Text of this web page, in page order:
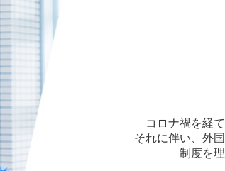
コロナ禍を経
それに伴い、外
制度を